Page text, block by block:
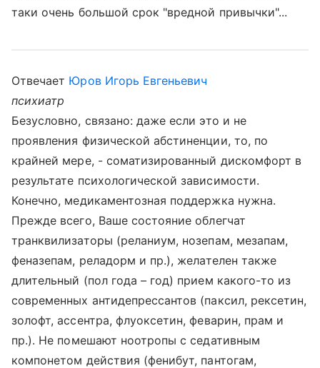
таки очень большой срок "вредной привычки"...
Отвечает Юров Игорь Евгеньевич
психиатр
Безусловно, связано: даже если это и не
проявления физической абстиненции, то, по
крайней мере, - соматизированный дискомфорт в
результате психологической зависимости.
Конечно, медикаментозная поддержка нужна.
Прежде всего, Ваше состояние облегчат
транквилизаторы (реланиум, нозепам, мезапам,
феназепам, реладорм и пр.), желателен также
длительный (пол года – год) прием какого-то из
современных антидепрессантов (паксил, рексетин,
золофт, ассентра, флуоксетин, феварин, прам и
пр.). Не помешают ноотропы с седативным
компонетом действия (фенибут, пантогам,